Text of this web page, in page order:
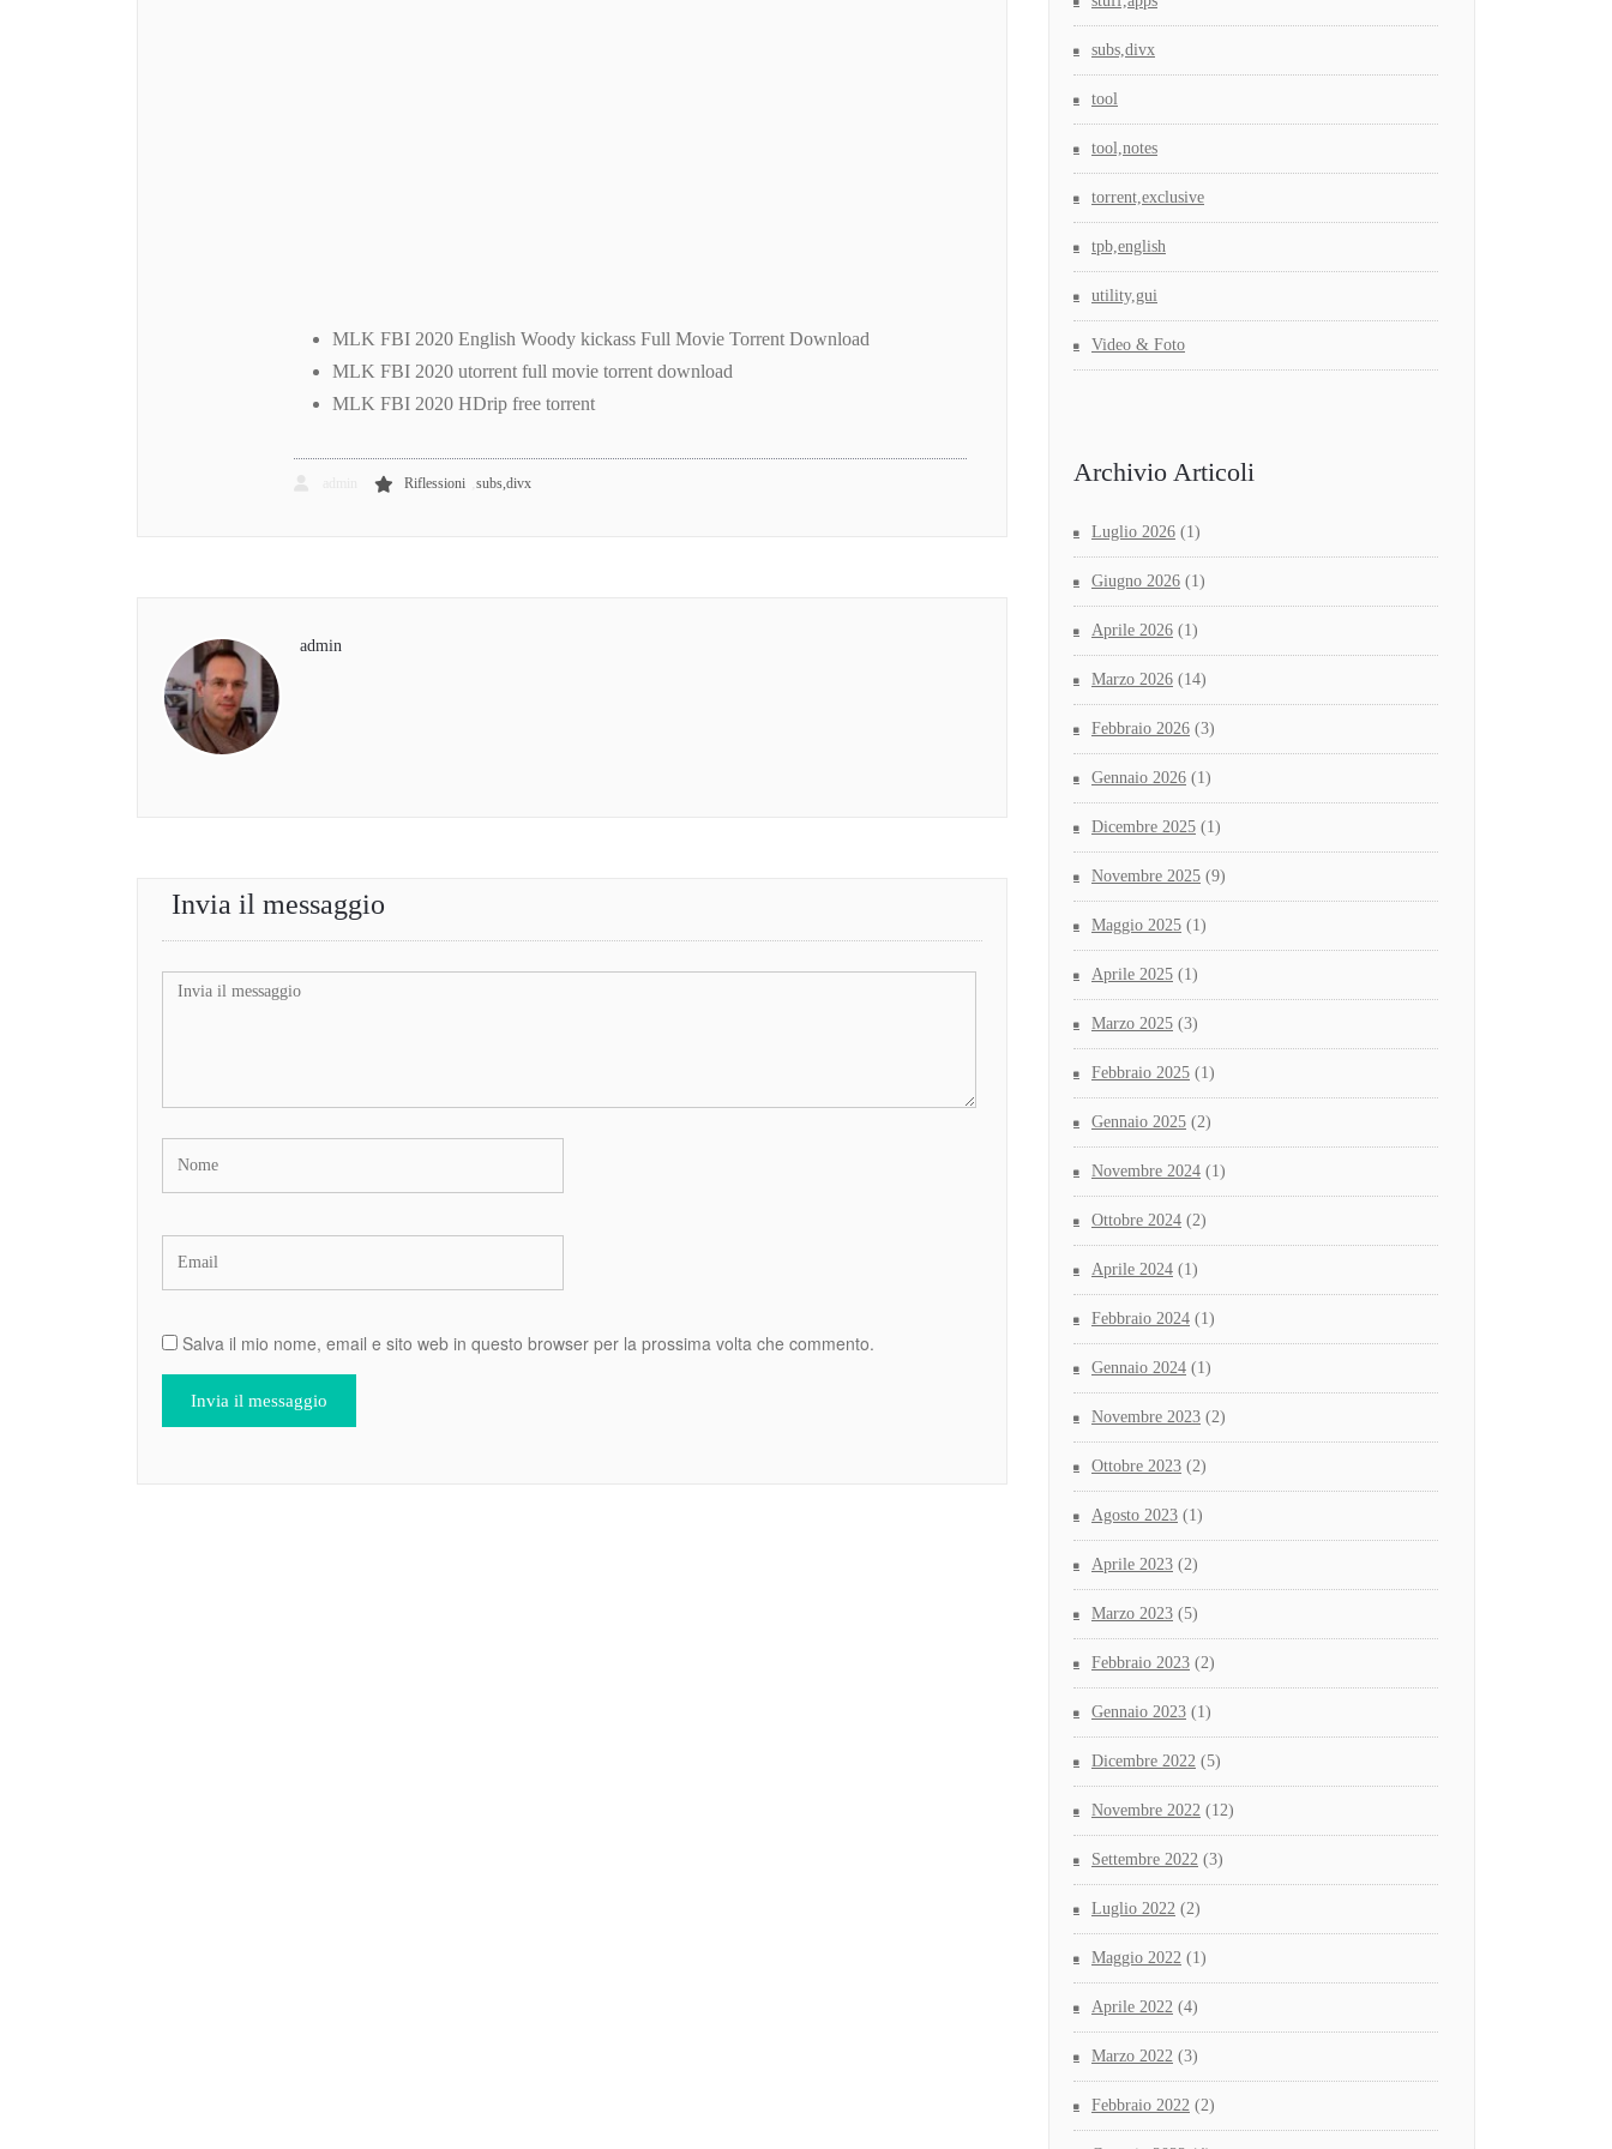
MLK FBI 2020 English Woody kickass Full Movie Torrent Download
MLK FBI 2020 utorrent full movie torrent download
MLK FBI 2020 HDrip free torrent
Riflessioni ,subs,divx
admin
Invia il messaggio
Salva il mio nome, email e sito web in questo browser per la prossima volta che commento.
subs,divx
tool
tool,notes
torrent,exclusive
tpb,english
utility,gui
Video & Foto
Archivio Articoli
Luglio 2026 (1)
Giugno 2026 (1)
Aprile 2026 (1)
Marzo 2026 (14)
Febbraio 2026 (3)
Gennaio 2026 (1)
Dicembre 2025 (1)
Novembre 2025 (9)
Maggio 2025 (1)
Aprile 2025 (1)
Marzo 2025 (3)
Febbraio 2025 (1)
Gennaio 2025 (2)
Novembre 2024 (1)
Ottobre 2024 (2)
Aprile 2024 (1)
Febbraio 2024 (1)
Gennaio 2024 (1)
Novembre 2023 (2)
Ottobre 2023 (2)
Agosto 2023 (1)
Aprile 2023 (2)
Marzo 2023 (5)
Febbraio 2023 (2)
Gennaio 2023 (1)
Dicembre 2022 (5)
Novembre 2022 (12)
Settembre 2022 (3)
Luglio 2022 (2)
Maggio 2022 (1)
Aprile 2022 (4)
Marzo 2022 (3)
Febbraio 2022 (2)